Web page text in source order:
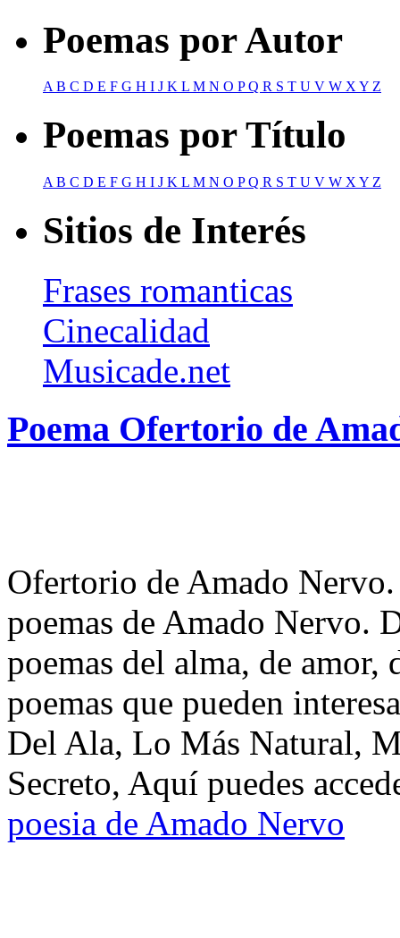
Poemas por Autor
AB C D E F G H I J K L M N O PQ R S T U V W XY Z
Poemas por Título
A B C D E F G H I J K L M N O PQ R S T U V W X Y Z
Sitios de Interés
Frases romanticas
Cinecalidad
Musicade.net
Poema Ofertorio de
Ofertorio de Amado
poemas de Amado Nervo.
poemas del alma, de
poemas que pueden
Del Ala, Lo Más Natural,
Secreto, Aquí puedes
poesia de Amado Nervo